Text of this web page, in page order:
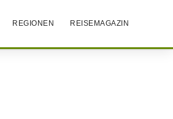
REGIONEN REISEMAGAZIN